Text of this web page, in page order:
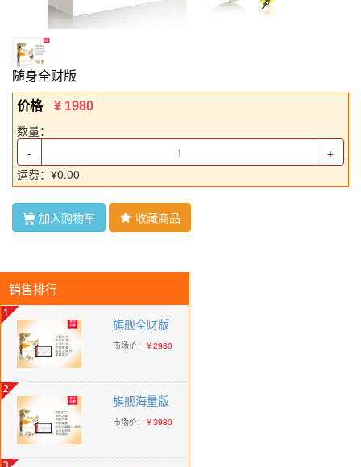
随身全财版
价格 ¥ 1980
数量：
-
+
运费：¥0.00
 加入购物车  收藏商品
销售排行
旗舰全财版
市场价： ￥2980
旗舰海量版
市场价： ￥3980